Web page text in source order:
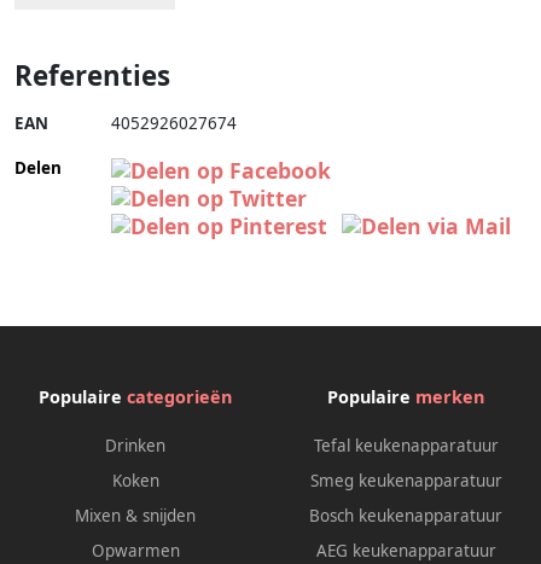
Referenties
EAN 4052926027674
Delen
Populaire categorieën
Drinken
Koken
Mixen & snijden
Opwarmen
Populaire merken
Tefal keukenapparatuur
Smeg keukenapparatuur
Bosch keukenapparatuur
AEG keukenapparatuur